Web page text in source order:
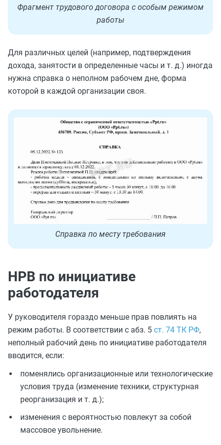
Фрагмент трудового договора с особым режимом
работы
Для различных целей (например, подтверждения
дохода, занятости в определенные часы и т. д.) иногда
нужна справка о неполном рабочем дне, форма
которой в каждой организации своя.
Справка по месту требования
НРВ по инициативе
работодателя
У руководителя гораздо меньше прав повлиять на
режим работы. В соответствии с абз. 5 ст. 74 ТК РФ,
неполный рабочий день по инициативе работодателя
вводится, если:
поменялись организационные или технологические
условия труда (изменение техники, структурная
реорганизация и т. д.);
изменения с вероятностью повлекут за собой
массовое увольнение.